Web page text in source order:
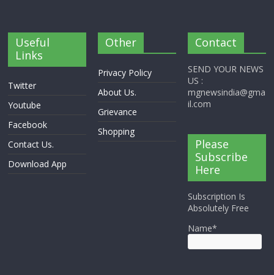
Useful
Links
Twitter
Youtube
Facebook
Contact Us.
Download App
Other
Privacy Policy
About Us.
Grievance
Shopping
Contact
SEND YOUR NEWS
US :
mgnewsindia@gma
il.com
Please
Subscribe
Here
Subscription Is
Absolutely Free
Name*